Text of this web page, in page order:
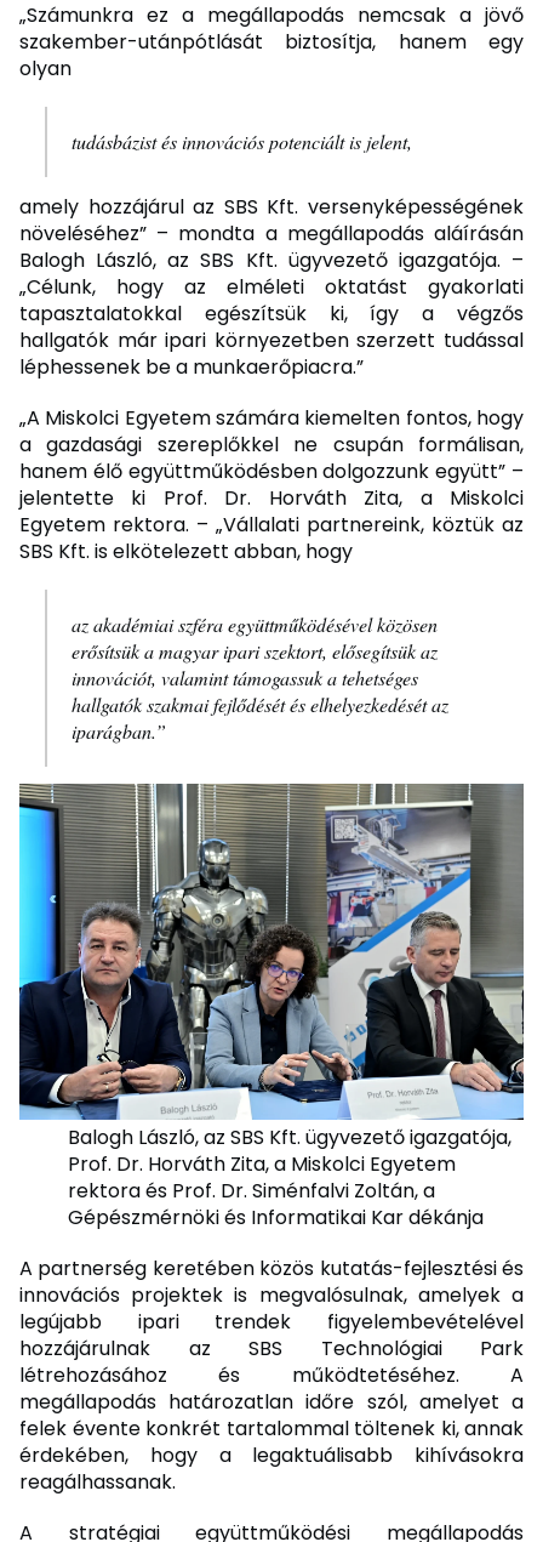
„Számunkra ez a megállapodás nemcsak a jövő
szakember-utánpótlását biztosítja, hanem egy
olyan
tudásbázist és innovációs potenciált is jelent,
amely hozzájárul az SBS Kft. versenyképességének
növeléséhez” – mondta a megállapodás aláírásán
Balogh László, az SBS Kft. ügyvezető igazgatója. –
„Célunk, hogy az elméleti oktatást gyakorlati
tapasztalatokkal egészítsük ki, így a végzős
hallgatók már ipari környezetben szerzett tudással
léphessenek be a munkaerőpiacra.”
„A Miskolci Egyetem számára kiemelten fontos, hogy
a gazdasági szereplőkkel ne csupán formálisan,
hanem élő együttműködésben dolgozzunk együtt” –
jelentette ki Prof. Dr. Horváth Zita, a Miskolci
Egyetem rektora. – „Vállalati partnereink, köztük az
SBS Kft. is elkötelezett abban, hogy
az akadémiai szféra együttműködésével közösen
erősítsük a magyar ipari szektort, elősegítsük az
innovációt, valamint támogassuk a tehetséges
hallgatók szakmai fejlődését és elhelyezkedését az
iparágban.”
Balogh László, az SBS Kft. ügyvezető igazgatója,
Prof. Dr. Horváth Zita, a Miskolci Egyetem
rektora és Prof. Dr. Siménfalvi Zoltán, a
Gépészmérnöki és Informatikai Kar dékánja
A partnerség keretében közös kutatás-fejlesztési és
innovációs projektek is megvalósulnak, amelyek a
legújabb ipari trendek figyelembevételével
hozzájárulnak az SBS Technológiai Park
létrehozásához és működtetéséhez. A
megállapodás határozatlan időre szól, amelyet a
felek évente konkrét tartalommal töltenek ki, annak
érdekében, hogy a legaktuálisabb kihívásokra
reagálhassanak.
A stratégiai együttműködési megállapodás